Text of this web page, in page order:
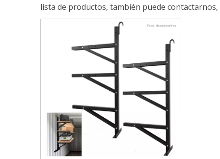
lista de productos, también puede